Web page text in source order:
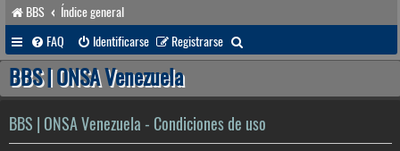
BBS
Índice general
FAQ
Identificarse Registrarse
u
a
BBS | ONSA Venezuela
BBS | ONSA Venezuela - Condiciones de uso